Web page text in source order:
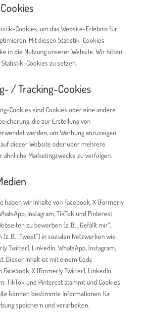
Cookies, um das Website-Erlebnis für
Mit diesen Statistik-Cookies
in die Nutzung unserer Website. Wir bitten
Cookies zu setzen.
/ Tracking-Cookies
Cookies sind Cookies oder eine andere
die zur Erstellung von
werden, um Werbung anzuzeigen
dieser Website oder über mehrere
ähnliche Marketingzwecke zu verfolgen.
haben wir Inhalte von Facebook, X (Formerly
Instagram, TikTok und Pinterest
zu bewerben (z. B. „Gefällt mir“,
(z. B. „Tweet“) in sozialen Netzwerken wie
Twitter), LinkedIn, WhatsApp, Instagram,
Dieser Inhalt ist mit einem Code
X (Formerly Twitter), LinkedIn,
TikTok und Pinterest stammt und Cookies
können bestimmte Informationen für
speichern und verarbeiten.